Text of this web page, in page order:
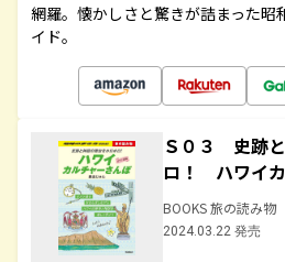
網羅。懐かしさと驚きが詰まった昭
イド。
Ｓ０３ 史跡
ロ！ ハワイ
BOOKS 旅の読み物
2024.03.22 発売